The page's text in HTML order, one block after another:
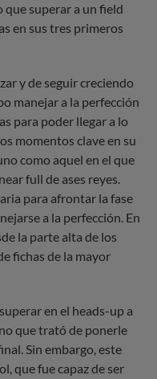
superar a un field
en sus tres primeros
y de seguir creciendo
manejar a la perfección
para poder llegar a lo
momentos clave en su
como aquel en el que
full de ases reyes.
para afrontar la fase
a la perfección. En
la parte alta de los
fichas de la mayor
en el heads-up a
que trató de ponerle
Sin embargo, este
que fue capaz de ser